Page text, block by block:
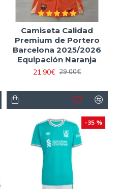
Camiseta Calidad
Premium de Portero
Barcelona 2025/2026
Equipación Naranja
21.90€ 29.00€
-35 %